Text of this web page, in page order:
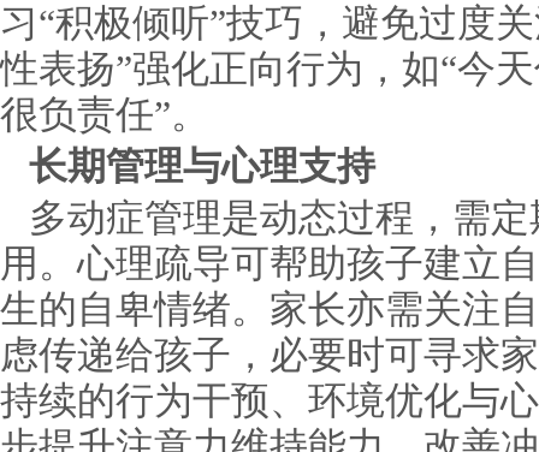
习“积极倾听”技巧，避免过度
性表扬”强化正向行为，如“今
很负责任”。
长期管理与心理支持
多动症管理是动态过程，需
用。心理疏导可帮助孩子建立
生的自卑情绪。家长亦需关注
虑传递给孩子，必要时可寻求
持续的行为干预、环境优化与